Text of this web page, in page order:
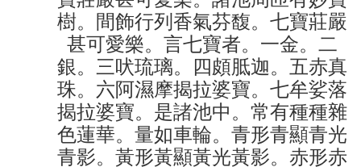
樹。間飾行列香氣芬馥。七寶莊嚴
甚可愛樂。言七寶者。一金。二
銀。三吠琉璃。四頗胝迦。五赤真
珠。六阿濕摩揭拉婆寶。七牟娑落
揭拉婆寶。是諸池中。常有種種雜
色蓮華。量如車輪。青形青顯青光
青影。黃形黃顯黃光黃影。赤形赤